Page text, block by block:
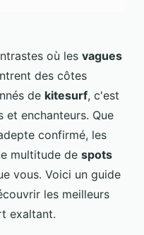
où les vagues
des côtes
de kitesurf, c'est
et enchanteurs. Que
confirmé, les
multitude de spots
vous. Voici un guide
les meilleurs
exaltant.